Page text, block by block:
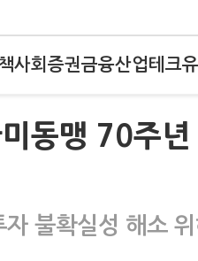
사회 증권금융산업테크
동맹 70주년
불확실성 해소